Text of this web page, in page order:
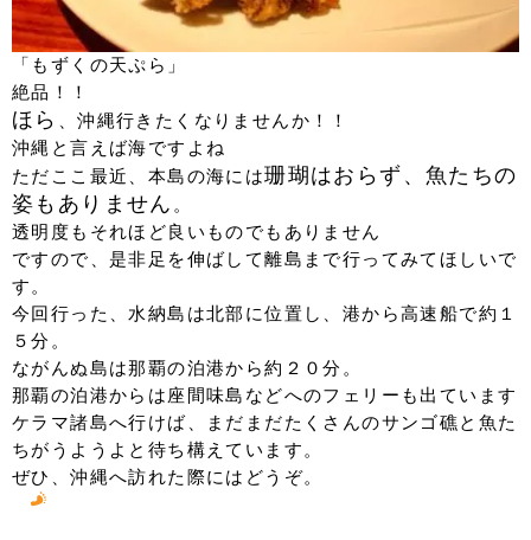
「もずくの天ぷら」
絶品！！
ほら 、沖縄行きたくなりませんか！！
沖縄と言えば海ですよね
ただここ最近、本島の海には珊瑚はおらず、魚たちの
姿もありません 。
透明度もそれほど良いものでもありません
ですので、是非足を伸ばして離島まで行ってみてほしいで
す。
今回行った、水納島は北部に位置し、港から高速船で約１
５分。
ながんぬ島は那覇の泊港から約２０分。
那覇の泊港からは座間味島などへのフェリーも出ています
ケラマ諸島へ行けば、まだまだたくさんのサンゴ礁と魚た
ちがうようよと待ち構えています。
ぜひ、沖縄へ訪れた際にはどうぞ。